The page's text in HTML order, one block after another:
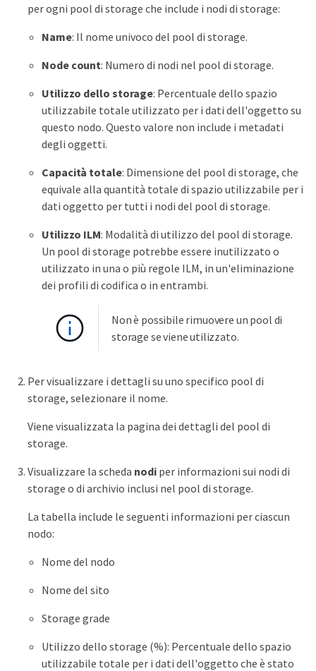
per ogni pool di storage che include i nodi di storage:
Name: Il nome univoco del pool di storage.
Node count: Numero di nodi nel pool di storage.
Utilizzo dello storage: Percentuale dello spazio
utilizzabile totale utilizzato per i dati dell'oggetto su
questo nodo. Questo valore non include i metadati
degli oggetti.
Capacità totale: Dimensione del pool di storage, che
equivale alla quantità totale di spazio utilizzabile per i
dati oggetto per tutti i nodi del pool di storage.
Utilizzo ILM: Modalità di utilizzo del pool di storage.
Un pool di storage potrebbe essere inutilizzato o
utilizzato in una o più regole ILM, in un'eliminazione
dei profili di codifica o in entrambi.
Non è possibile rimuovere un pool di
storage se viene utilizzato.
Per visualizzare i dettagli su uno specifico pool di
storage, selezionare il nome.
Viene visualizzata la pagina dei dettagli del pool di
storage.
Visualizzare la scheda nodiper informazioni sui nodi di
storage o di archivio inclusi nel pool di storage.
La tabella include le seguenti informazioni per ciascun
nodo:
Nome del nodo
Nome del sito
Storage grade
Utilizzo dello storage (%): Percentuale dello spazio
utilizzabile totale per i dati dell'oggetto che è stato